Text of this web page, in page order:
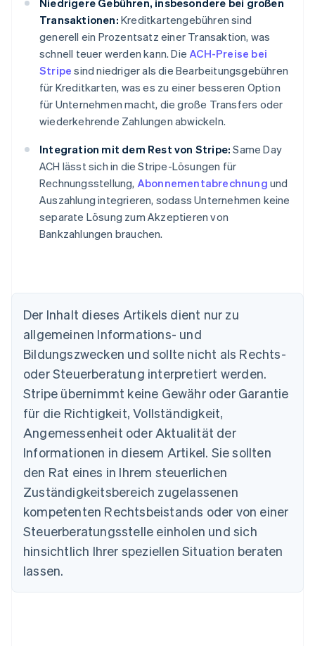
Niedrigere Gebühren, insbesondere bei großen
Transaktionen: Kreditkartengebühren sind
generell ein Prozentsatz einer Transaktion, was
schnell teuer werden kann. DieACH-Preise bei
Stripe sind niedriger als die Bearbeitungsgebühren
für Kreditkarten, was es zu einer besseren Option
für Unternehmen macht, die große Transfers oder
wiederkehrende Zahlungen abwickeln.
Integration mit dem Rest von Stripe: Same Day
ACH lässt sich in die Stripe-Lösungen für
Rechnungsstellung, Abonnementabrechnung und
Auszahlung integrieren, sodass Unternehmen keine
separate Lösung zum Akzeptieren von
Bankzahlungen brauchen.
Der Inhalt dieses Artikels dient nur zu
allgemeinen Informations- und
Bildungszwecken und sollte nicht als Rechts-
oder Steuerberatung interpretiert werden.
Stripe übernimmt keine Gewähr oder Garantie
für die Richtigkeit, Vollständigkeit,
Angemessenheit oder Aktualität der
Informationen in diesem Artikel. Sie sollten
den Rat eines in Ihrem steuerlichen
Zuständigkeitsbereich zugelassenen
kompetenten Rechtsbeistands oder von einer
Steuerberatungsstelle einholen und sich
hinsichtlich Ihrer speziellen Situation beraten
lassen.
Australien
English
Belgien
Nederlands Français Deutsch English
Brasilien
PortuguêsEnglish
English
Dänemark
English
Deutschland
Deutsch English
Estland
Festlandchina
简体中文English
Finnland
English
Frankreich